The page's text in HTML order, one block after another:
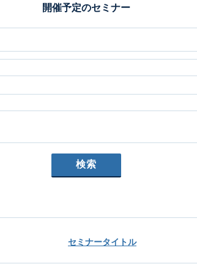
開催予定のセミナー
セミナータイトル